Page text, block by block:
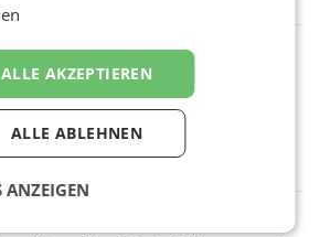
Plus von 3,8 Prozent gegenüber dem
& MEDIA
spart und macht
viel Gewinn
MAILAND/AMSTERDAM. Der
ProSiebenSat.1 hat im
dank Kostensenkungen operativ
Gewinn gemacht und die
deutlich übertroffen.
ALLE AKZEPTIEREN
ALLE ABLEHNEN
ANZEIGEN